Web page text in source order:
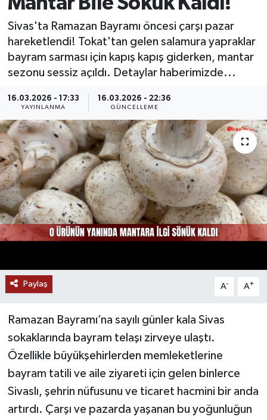
Sivas'ta Ramazan Bayramı öncesi çarşı pazar
hareketlendi! Tokat'tan gelen salamura yapraklar
bayram sarması için kapış kapış giderken, mantar
sezonu sessiz açıldı. Detaylar haberimizde...
16.03.2026 - 17:33
YAYINLANMA
16.03.2026 - 22:36
GÜNCELLEME
Paylaş A- A+
Ramazan Bayramı’na sayılı günler kala Sivas
sokaklarında bayram telaşı zirveye ulaştı.
Özellikle büyükşehirlerden memleketlerine
bayram tatili ve aile ziyareti için gelen binlerce
Sivaslı, şehrin nüfusunu ve ticaret hacmini bir anda
artırdı. Çarşı ve pazarda yaşanan bu yoğunluğun
MAGAZİN
ÖZEL HABER
SAĞLIK
SİYASET
SOSYAL YARDIMLAR
SPONSORLU YAZI
SPOR
YAŞAM